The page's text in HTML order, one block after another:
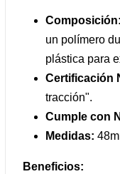
Composición:
un polímero
plástica para
Certificación
tracción".
Cumple con
Medidas:
Beneficios: